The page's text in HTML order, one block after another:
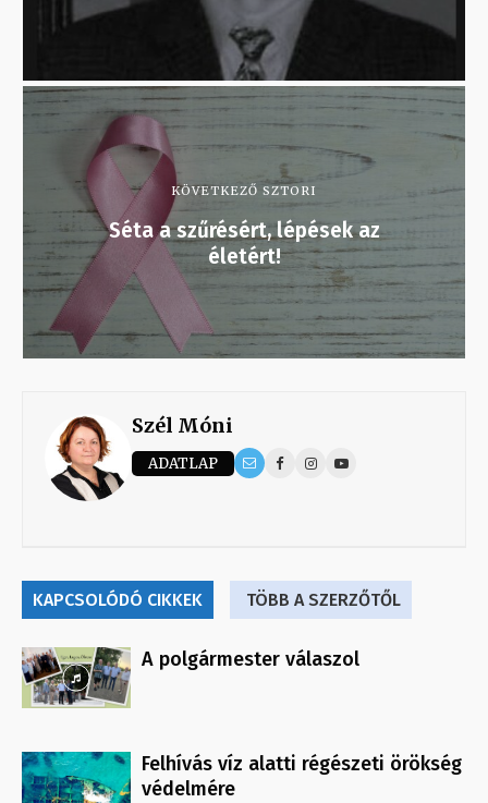
KÖVETKEZŐ SZTORI
Séta a szűrésért, lépések az
életért!
Szél Móni
ADATLAP
KAPCSOLÓDÓ CIKKEK TÖBB A SZERZŐTŐL
A polgármester válaszol
Felhívás víz alatti régészeti örökség
védelmére